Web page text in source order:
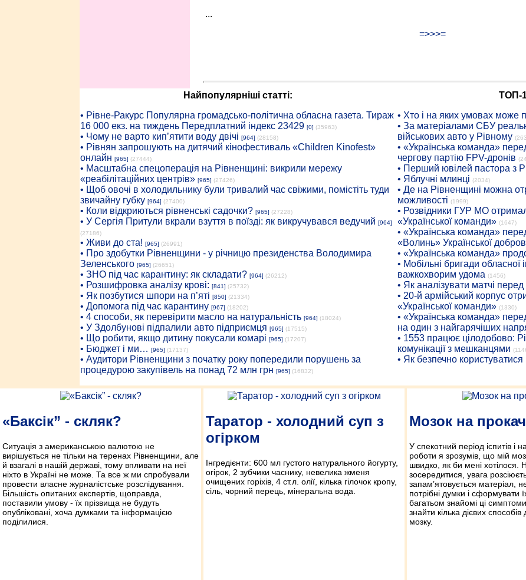
...
=>>>=
Найпопулярніші статті:
• Рiвне-Ракурс Популярна громадсько-політична обласна газета. Тираж
16 000 екз. на тиждень Передплатний індекс 23429 [0] (35963)
• Чому не варто кип’ятити воду двічі [964] (28158)
• Рівнян запрошують на дитячий кінофестиваль «Children Kinofest»
онлайн [965] (27444)
• Масштабна спецоперація на Рівненщині: викрили мережу
«реабілітаційних центрів» [965] (27426)
• Щоб овочі в холодильнику були тривалий час свіжими, помістіть туди
звичайну губку [964] (27400)
• Коли відкриються рівненські садочки? [965] (27228)
• У Сергія Притули вкрали взуття в поїзді: як викручувався ведучий [964]
(27186)
• Живи до ста! [965] (26991)
• Про здобутки Рівненщини - у річницю президенства Володимира
Зеленського [965] (26651)
• ЗНО під час карантину: як складати? [964] (26212)
• Розшифровка аналізу крові: [841] (25732)
• Як позбутися шпори на п’яті [850] (21334)
• Допомога під час карантину [967] (18202)
• 4 способи, як перевірити масло на натуральність [964] (18024)
• У Здолбунові підпалили авто підприємця [965] (17515)
• Що робити, якщо дитину покусали комарі [965] (17207)
• Бюджет і ми… [965] (17137)
• Аудитори Рівненщини з початку року попередили порушень за
процедурою закупівель на понад 72 млн грн [965] (16832)
ТОП-
• Хто і на яких умовах може
• За матеріалами СБУ
військових авто у Рівному
• «Українська команда»
чергову партію FPV-дронів
• Перший ювілей пастора з
• Яблучні млинці (2034)
• Де на Рівненщині можна
можливості (1999)
• Розвідники ГУР МО
«Української команди» (1647)
• «Українська команда»
«Волинь» Української
• «Українська команда»
• Мобільні бригади обласної
важкохворим удома (1456)
• Як аналізувати матчі
• 20-й армійський корпус
«Української команди» (1330)
• «Українська команда»
на один з найгарячіших
• 1553 працює цілодобово:
комунікації з мешканцями
• Як безпечно
«Баксік” - скляк?
Ситуація з американською валютою не
вирішується не тільки на теренах Рівненщини, але
й взагалі в нашій державі, тому впливати на неї
ніхто в Україні не може. Та все ж ми спробували
провести власне журналістське розслідування.
Більшість опитаних експертів, щоправда,
поставили умову - їх прізвища не будуть
опубліковані, хоча думками та інформацією
поділилися.
Таратор - холодний суп з
огірком
Інгредієнти: 600 мл густого натурального йогурту,
огірок, 2 зубчики часнику, невелика жменя
очищених горіхів, 4 ст.л. олії, кілька гілочок кропу,
сіль, чорний перець, мінеральна вода.
Мозок на
У спекотний період іспитів і
роботи я зрозумів, що мій
швидко, як би мені хотілося.
зосередитися, увага
запам’ятовується матеріал,
потрібні думки і
багатьом знайомі ці
знайти кілька дієвих
мозку.